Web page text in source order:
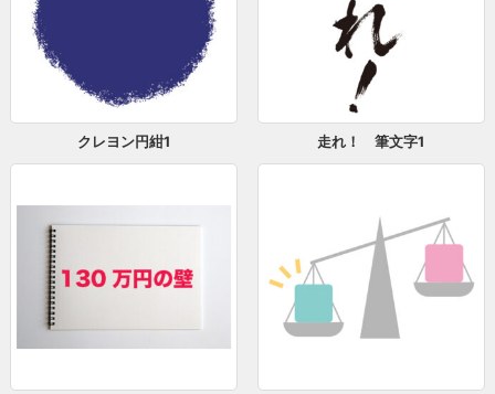
クレヨン円紺1 走れ！ 筆文字1